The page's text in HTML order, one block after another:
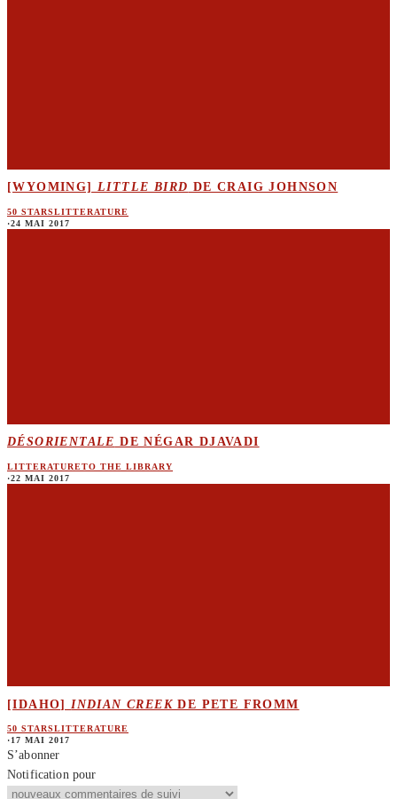
[WYOMING] LITTLE BIRD DE CRAIG JOHNSON
50 STARSLITTERATURE
·24 MAI 2017
DÉSORIENTALE DE NÉGAR DJAVADI
LITTERATURETO THE LIBRARY
·22 MAI 2017
[IDAHO] INDIAN CREEK DE PETE FROMM
50 STARSLITTERATURE
·17 MAI 2017
S’abonner
Notification pour